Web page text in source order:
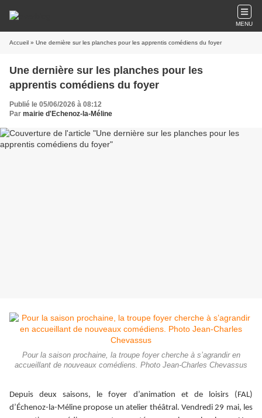
MENU
Accueil » Une dernière sur les planches pour les apprentis comédiens du foyer
Une dernière sur les planches pour les
apprentis comédiens du foyer
Publié le 05/06/2026 à 08:12
Par mairie d'Echenoz-la-Méline
Pour la saison prochaine, la troupe foyer cherche à s’agrandir en
accueillant de nouveaux comédiens. Photo Jean-Charles Chevassus
Depuis deux saisons, le foyer d’animation et de loisirs (FAL)
d’Échenoz-la-Méline propose un atelier théâtral. Vendredi 29 mai, les